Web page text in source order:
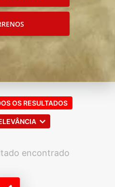
OS RESULTADOS
encontrado